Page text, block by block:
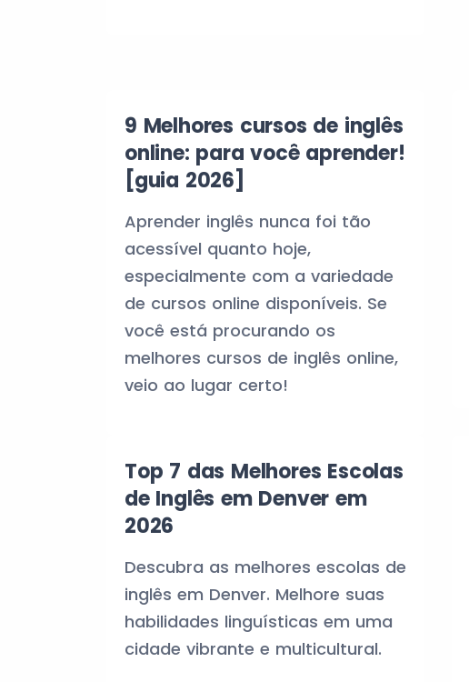
9 Melhores cursos de inglês
online: para você aprender!
[guia 2026]
Aprender inglês nunca foi tão
acessível quanto hoje,
especialmente com a variedade
de cursos online disponíveis. Se
você está procurando os
melhores cursos de inglês online,
veio ao lugar certo!
Top 7 das Melhores Escolas
de Inglês em Denver em
2026
Descubra as melhores escolas de
inglês em Denver. Melhore suas
habilidades linguísticas em uma
cidade vibrante e multicultural.